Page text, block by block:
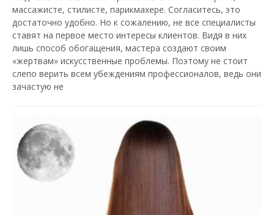
массажисте, стилисте, парикмахере. Согласитесь, это
достаточно удобно. Но к сожалению, не все специалисты
ставят на первое место интересы клиентов. Видя в них
лишь способ обогащения, мастера создают своим
«жертвам» искусственные проблемы. Поэтому не стоит
слепо верить всем убеждениям профессионалов, ведь они
зачастую не